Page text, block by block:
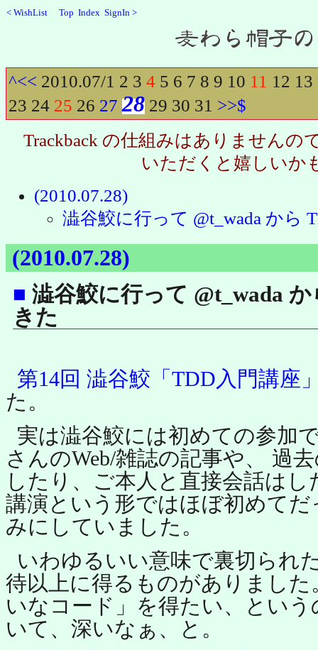
< WishList Top Index SignIn >
^<< 2010.07/1 2 3 4 5 6 7 8 9 10 11 12 13
23 24 25 26 27 28 29 30 31 >>$
Trackback の仕組みはありませんの
いただくと嬉しいか
(2010.07.28)
澁谷鮫に行って @t_wada から
(2010.07.28)
■ 澁谷鮫に行って @t_wada
きた
第14回 澁谷鮫「TDD入門講座
た。
実は澁谷鮫には初めての参加
さんのWeb/雑誌の記事や、 過
したり、ご本人と直接会話は
講演という形ではほぼ初めて
みにしていました。
いわゆるいい意味で裏切られ
待以上に得るものがありまし
いなコード」を得たい、とい
いて、深いなぁ、と。